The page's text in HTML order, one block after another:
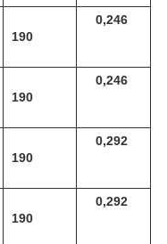
190
0,246
190
0,246
190
0,292
190
0,292